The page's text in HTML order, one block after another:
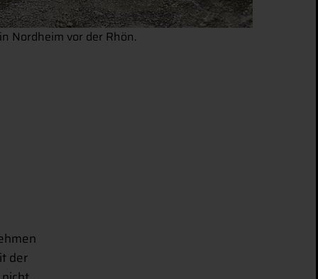
Nordheim vor der Rhön.
der